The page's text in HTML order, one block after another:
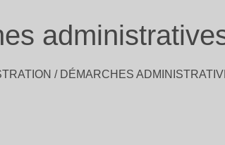
/ DÉMARCHES